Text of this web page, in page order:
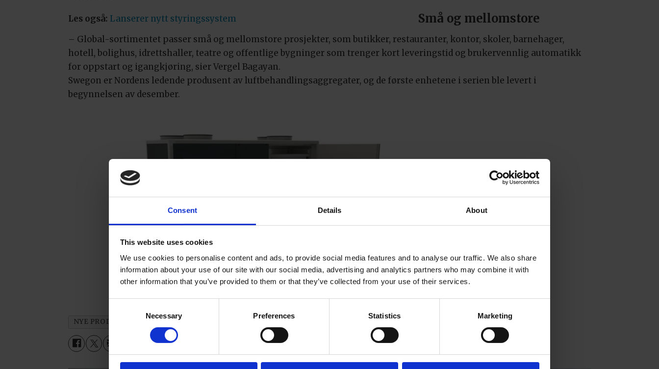
Consent Details About
This website uses cookies
We use cookies to personalise content and ads, to provide social media features and to analyse our traffic. We also share
information about your use of our site with our social media, advertising and analytics partners who may combine it with
other information that you’ve provided to them or that they’ve collected from your use of their services.
Necessary Preferences Statistics Marketing
Les også: Lanserer nytt styringssystem Små og mellomstore
– Global-sortimentet passer små og mellomstore prosjekter, som butikker, restauranter, kontor, skoler, barnehager,
hotell, bolighus, idrettshaller, teatre og offentlige bygninger som trenger kort leveringstid og brukervennlig automatikk
for oppstart og igangkjøring, sier Vergel Bagayan.
Swegon er Nordens ledende produsent av luftbehandlingsaggregater, og de første enhetene i serien ble levert i
begynnelsen av desember.
NYE PRODUKTER NYHETER